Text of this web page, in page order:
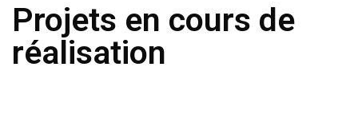
Projets en cours de
réalisation